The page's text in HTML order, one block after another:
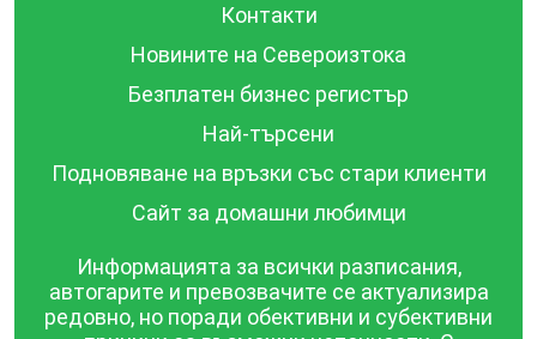
Контакти
Новините на Североизтока
Безплатен бизнес регистър
Най-търсени
Подновяване на връзки със стари клиенти
Сайт за домашни любимци
Информацията за всички разписания,
автогарите и превозвачите се актуализира
редовно, но поради обективни и субективни